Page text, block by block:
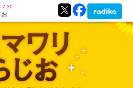
7:30
お